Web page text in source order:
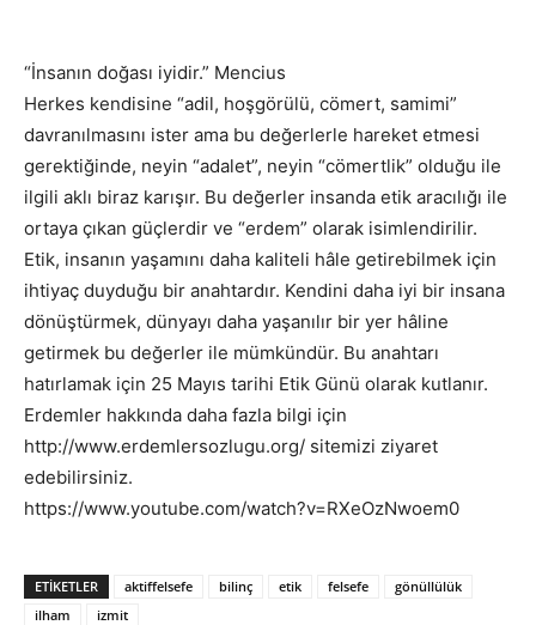
“İnsanın doğası iyidir.” Mencius
Herkes kendisine “adil, hoşgörülü, cömert, samimi”
davranılmasını ister ama bu değerlerle hareket etmesi
gerektiğinde, neyin “adalet”, neyin “cömertlik” olduğu ile
ilgili aklı biraz karışır. Bu değerler insanda etik aracılığı ile
ortaya çıkan güçlerdir ve “erdem” olarak isimlendirilir.
Etik, insanın yaşamını daha kaliteli hâle getirebilmek için
ihtiyaç duyduğu bir anahtardır. Kendini daha iyi bir insana
dönüştürmek, dünyayı daha yaşanılır bir yer hâline
getirmek bu değerler ile mümkündür. Bu anahtarı
hatırlamak için 25 Mayıs tarihi Etik Günü olarak kutlanır.
Erdemler hakkında daha fazla bilgi için
http://www.erdemlersozlugu.org/ sitemizi ziyaret
edebilirsiniz.
https://www.youtube.com/watch?v=RXeOzNwoem0
ETIKETLER aktiffelsefe bilinç etik felsefe
gönüllülük
ilham
izmit